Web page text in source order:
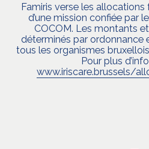
Famiris verse les
d’une mission confiée par
COCOM. Les montants
déterminés par ordonnance
tous les organismes
Pour plus
www.iriscare.brussels/